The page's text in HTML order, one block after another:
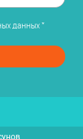
данных*